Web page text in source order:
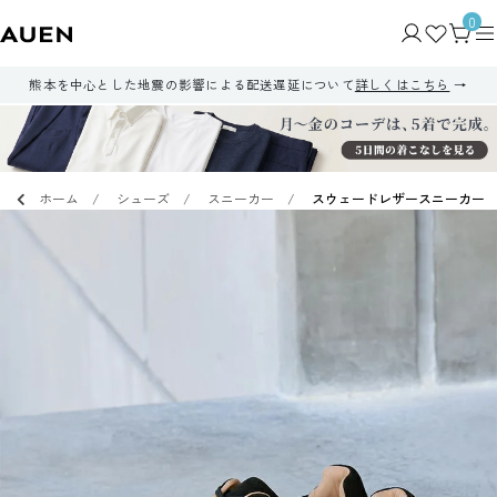
0
熊本を中心とした地震の影響による配送遅延について詳しくはこちら
ホーム シューズ スニーカー スウェードレザースニーカー